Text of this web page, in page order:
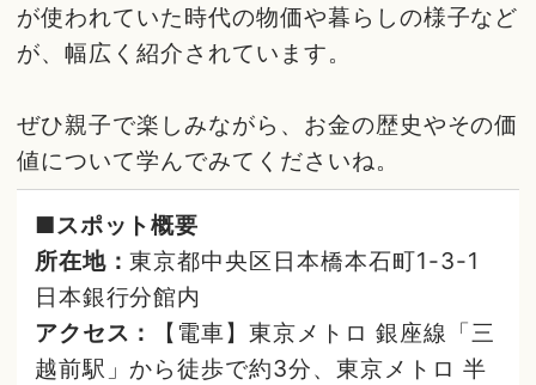
が使われていた時代の物価や暮らしの様子など
が、幅広く紹介されています。
ぜひ親子で楽しみながら、お金の歴史やその価
値について学んでみてくださいね。
■スポット概要
所在地：東京都中央区日本橋本石町1-3-1
日本銀行分館内
アクセス：
【電車】東京メトロ 銀座線「三
越前駅」から徒歩で約3分、東京メトロ 半